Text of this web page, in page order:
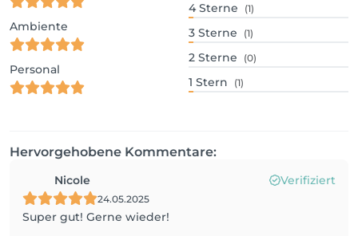
Ambiente
Personal
4 Sterne (1)
3 Sterne (1)
2 Sterne (0)
1 Stern (1)
Hervorgehobene Kommentare:
Nicole Verifiziert
24.05.2025
Super gut! Gerne wieder!